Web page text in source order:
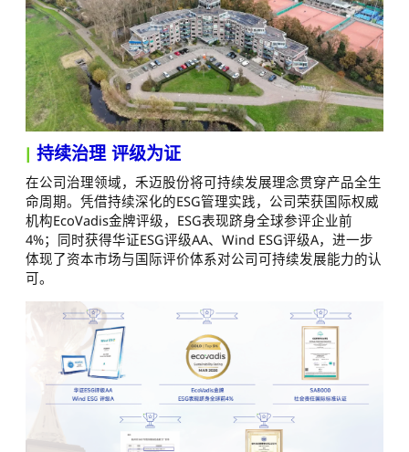
| 持续治理 评级为证
在公司治理领域，禾迈股份将可持续发展理念贯穿产品全生
命周期。凭借持续深化的ESG管理实践，公司荣获国际权威
机构EcoVadis金牌评级，ESG表现跻身全球参评企业前
4%；同时获得华证ESG评级AA、Wind ESG评级A，进一步
体现了资本市场与国际评价体系对公司可持续发展能力的认
可。